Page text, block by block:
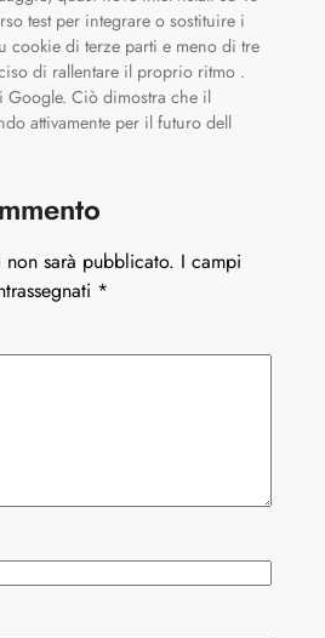
test per integrare o sostituire i
cookie di terze parti e meno di tre
di rallentare il proprio ritmo .
Google. Ciò dimostra che il
attivamente per il futuro dell
sarà pubblicato. I campi
*